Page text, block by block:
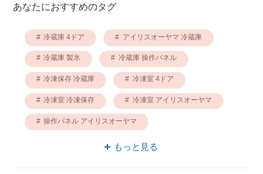
あなたにおすすめのタグ
冷蔵庫 4ドア アイリスオーヤマ 冷蔵庫
冷蔵庫 製氷 冷蔵庫 操作パネル
冷凍保存 冷蔵庫 冷凍室 4ドア
冷凍室 冷凍保存 冷凍室 アイリスオーヤマ
操作パネル アイリスオーヤマ
アイリスオーヤマ 冷凍冷蔵庫
もっと見る